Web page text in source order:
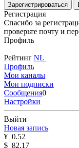
Зарегистрироваться
Регистрация
Спасибо за
проверьте почту и
Профиль
Рейтинг NL
Профиль
Мои каналы
Мои подписки
Сообщения0
Настройки
Выйти
Новая запись
¥ 0.52
$ 82.17